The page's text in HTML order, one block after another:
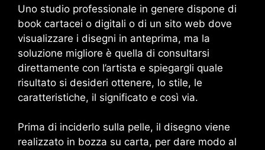
Uno studio professionale in genere dispone di
book cartacei o digitali o di un sito web dove
visualizzare i disegni in anteprima, ma la
soluzione migliore è quella di consultarsi
direttamente con l’artista e spiegargli quale
risultato si desideri ottenere, lo stile, le
caratteristiche, il significato e così via.
Prima di inciderlo sulla pelle, il disegno viene
realizzato in bozza su carta, per dare modo al